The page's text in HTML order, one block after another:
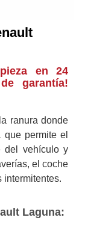
en 24
garantía!
ranura donde
permite el
del vehículo y
el coche
intermitentes.
Laguna: